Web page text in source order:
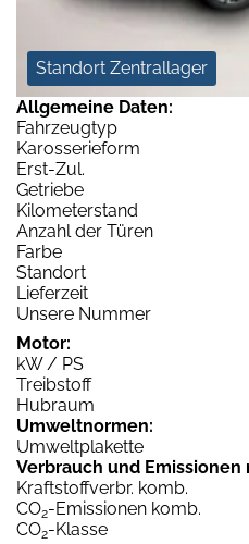
Standort Zentrallager
Allgemeine Daten:
Fahrzeugtyp
Karosserieform
Erst-Zul.
Getriebe
Kilometerstand
Anzahl der Türen
Farbe
Standort
Lieferzeit
Unsere Nummer
Motor:
kW / PS
Treibstoff
Hubraum
Umweltnormen:
Umweltplakette
Verbrauch und Emissionen
Kraftstoffverbr. komb.
CO2-Emissionen komb.
CO2-Klasse